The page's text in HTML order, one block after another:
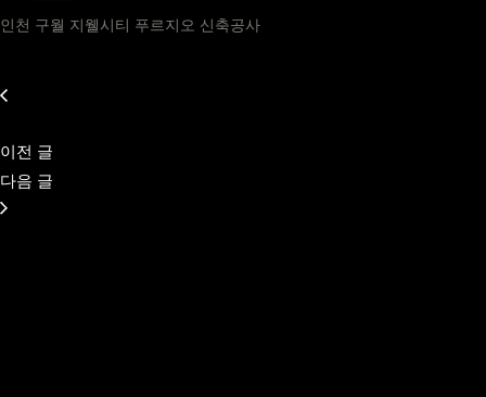
인천 구월 지웰시티 푸르지오 신축공사
이전 글
다음 글